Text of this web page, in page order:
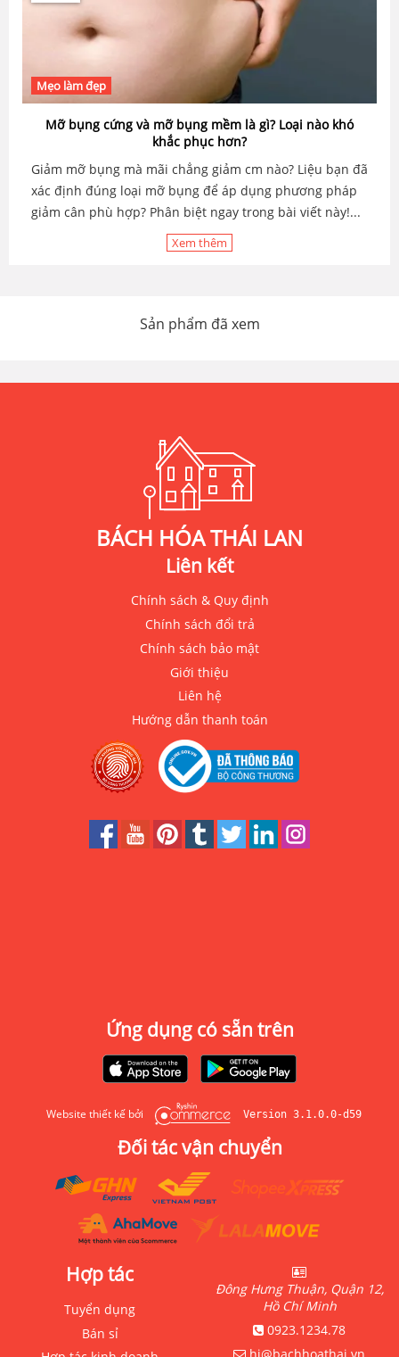
Mẹo làm đẹp
Mỡ bụng cứng và mỡ bụng mềm là gì? Loại nào khó
khắc phục hơn?
Giảm mỡ bụng mà mãi chẳng giảm cm nào? Liệu bạn đã
xác định đúng loại mỡ bụng để áp dụng phương pháp
giảm cân phù hợp? Phân biệt ngay trong bài viết này!...
Xem thêm
Sản phẩm đã xem
BÁCH HÓA THÁI LAN
Liên kết
Chính sách & Quy định
Chính sách đổi trả
Chính sách bảo mật
Giới thiệu
Liên hệ
Hướng dẫn thanh toán
Ứng dụng có sẵn trên
Website thiết kế bởi Version 3.1.0.0-d59
Đối tác vận chuyển
Hợp tác
Tuyển dụng
Bán sỉ
Đông Hưng Thuận, Quận 12,
Hồ Chí Minh
0923.1234.78
hi@bachhoathai.vn